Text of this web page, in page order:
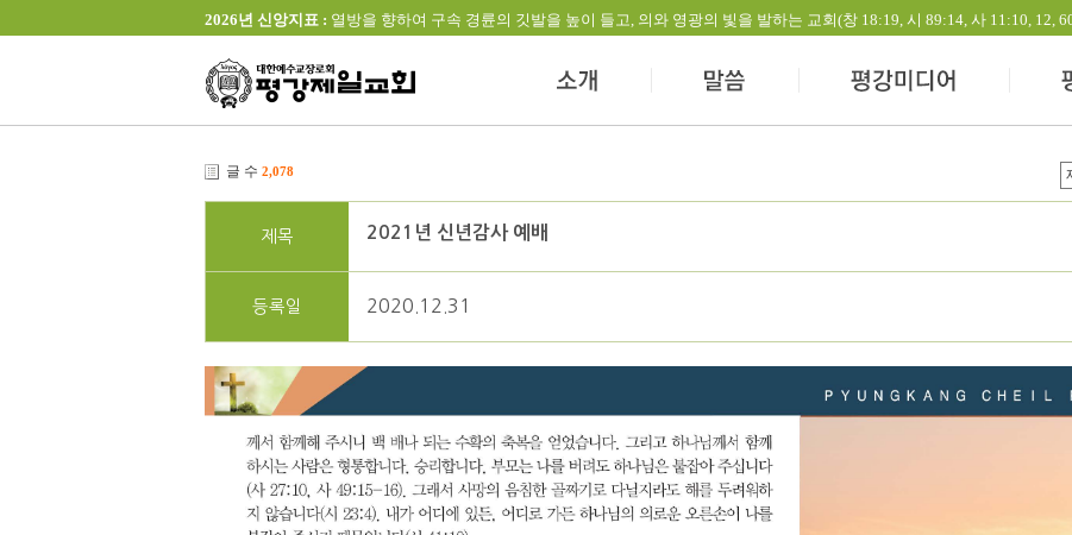
2026년 신앙지표 : 열방을 향하여 구속 경륜의 깃발을 높이 들고, 의와 영광의 빛을 발하는 교회(창 18:19, 시 89:14, 사 11:10, 12,
글 수 2,078
제목 2021년 신년감사 예배
등록일 2020.12.31